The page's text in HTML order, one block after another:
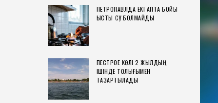
ПЕТРОПАВЛДА ЕКІ АПТА БОЙЫ
ЫСТЫҚ СУ БОЛМАЙДЫ
ПЕСТРОЕ КӨЛІ 2 ЖЫЛДЫҢ
ІШІНДЕ ТОЛЫҒЫМЕН
ТАЗАРТЫЛАДЫ